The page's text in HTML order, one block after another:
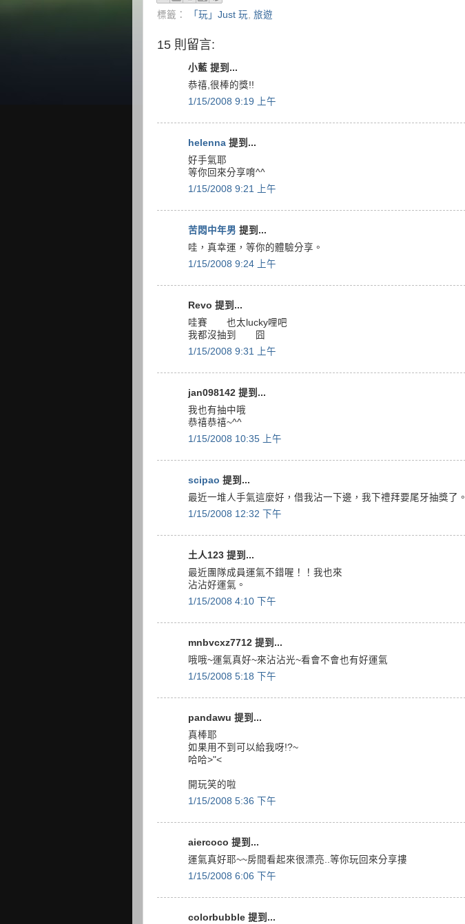
標籤： 「玩」Just 玩, 旅遊
15 則留言:
小藍 提到...
恭禧,很棒的獎!!
1/15/2008 9:19 上午
helenna 提到...
好手氣耶
等你回來分享唷^^
1/15/2008 9:21 上午
苦悶中年男 提到...
哇，真幸運，等你的體驗分享。
1/15/2008 9:24 上午
Revo 提到...
哇賽 也太lucky哩吧
我都沒抽到 囧
1/15/2008 9:31 上午
jan098142 提到...
我也有抽中哦
恭禧恭禧~^^
1/15/2008 10:35 上午
scipao 提到...
最近一堆人手氣這麼好，借我沾一下邊，我下禮拜要尾牙抽獎了。
1/15/2008 12:32 下午
土人123 提到...
最近團隊成員運氣不錯喔！！我也來
沾沾好運氣。
1/15/2008 4:10 下午
mnbvcxz7712 提到...
哦哦~運氣真好~來沾沾光~看會不會也有好運氣
1/15/2008 5:18 下午
pandawu 提到...
真棒耶
如果用不到可以給我呀!?~
哈哈>"<
開玩笑的啦
1/15/2008 5:36 下午
aiercoco 提到...
運氣真好耶~~房間看起來很漂亮..等你玩回來分享摟
1/15/2008 6:06 下午
colorbubble 提到...